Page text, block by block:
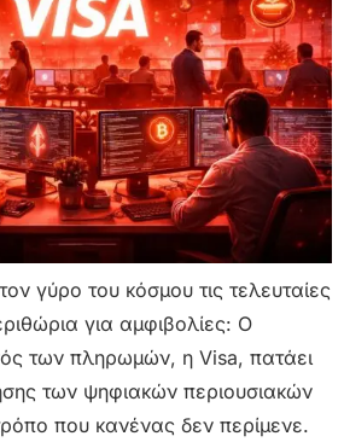
γύρο του κόσμου τις τελευταίες
για αμφιβολίες: Ο
των πληρωμών, η Visa, πατάει
των ψηφιακών περιουσιακών
που κανένας δεν περίμενε.